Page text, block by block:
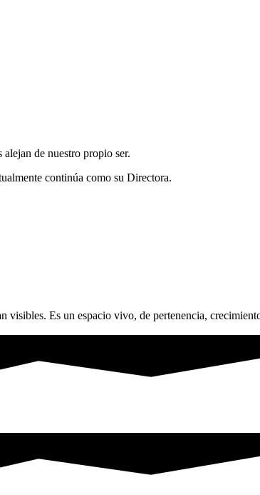
de nuestro propio ser.
continúa como su Directora.
visibles. Es un espacio vivo, de pertenencia,